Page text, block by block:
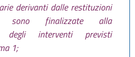
derivanti dalle restituzioni
sono finalizzate alla
degli interventi previsti
1;